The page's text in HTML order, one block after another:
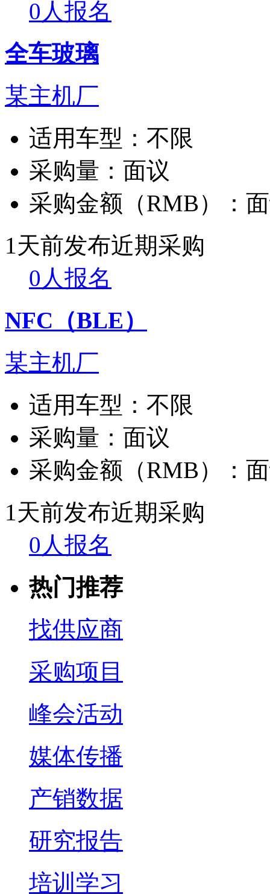
0人报名
全车玻璃
某主机厂
适用车型： 不限
采购量： 面议
采购金额（RMB）：
1天前发布近期采购
0人报名
NFC（BLE）
某主机厂
适用车型： 不限
采购量： 面议
采购金额（RMB）：
1天前发布近期采购
0人报名
热门推荐
找供应商
采购项目
峰会活动
媒体传播
产销数据
研究报告
培训学习